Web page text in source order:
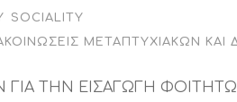
SOCIALITY
ΜΕΤΑΠΤΥΧΙΑΚΏΝ ΚΑΙ
ΓΙΑ ΤΗΝ ΕΙΣΑΓΩΓΗ